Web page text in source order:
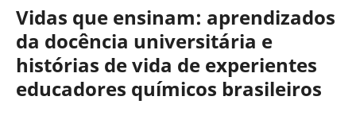
Vidas que ensinam: aprendizados
da docência universitária e
histórias de vida de experientes
educadores químicos brasileiros